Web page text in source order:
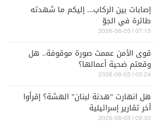
إصابات بين الركاب... إليكم ما شهدته
طائرة في الجوّ
07:15 | 2026-08-05
قوى الأمن عممت صورة موقوفة.. هل
وقعتم ضحية أعمالها؟
05:24 | 2026-08-05
هل انهارت "هدنة لبنان" الهشة؟ إقرأوا
آخر تقارير إسرائيلية
09:30 | 2026-08-05